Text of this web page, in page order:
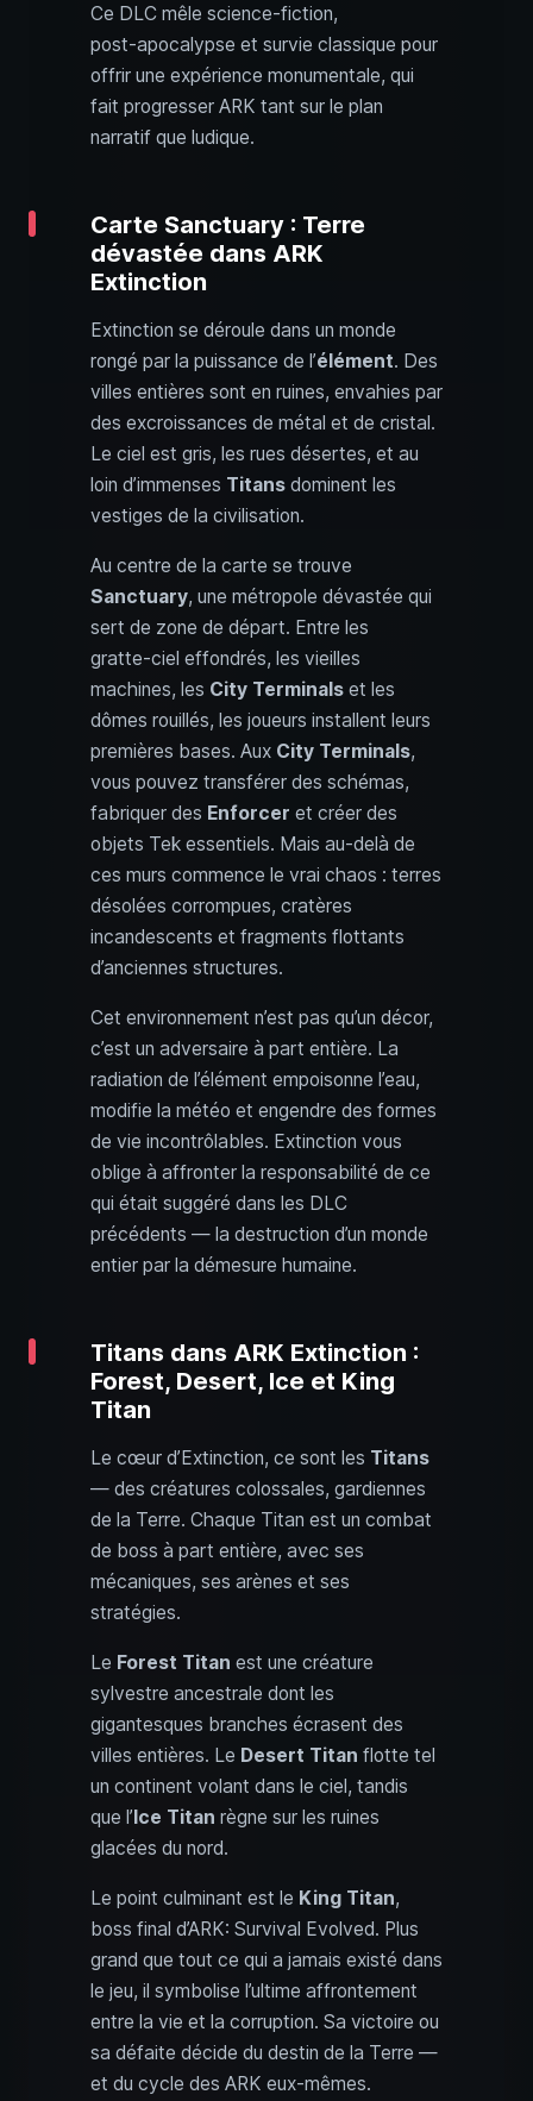
Ce DLC mêle science-fiction,
post‑apocalypse et survie classique pour
offrir une expérience monumentale, qui
fait progresser ARK tant sur le plan
narratif que ludique.
Carte Sanctuary : Terre
dévastée dans ARK
Extinction
Extinction se déroule dans un monde
rongé par la puissance de l’élément. Des
villes entières sont en ruines, envahies par
des excroissances de métal et de cristal.
Le ciel est gris, les rues désertes, et au
loin d’immenses Titans dominent les
vestiges de la civilisation.
Au centre de la carte se trouve
Sanctuary, une métropole dévastée qui
sert de zone de départ. Entre les
gratte‑ciel effondrés, les vieilles
machines, les City Terminals et les
dômes rouillés, les joueurs installent leurs
premières bases. Aux City Terminals,
vous pouvez transférer des schémas,
fabriquer des Enforcer et créer des
objets Tek essentiels. Mais au‑delà de
ces murs commence le vrai chaos : terres
désolées corrompues, cratères
incandescents et fragments flottants
d’anciennes structures.
Cet environnement n’est pas qu’un décor,
c’est un adversaire à part entière. La
radiation de l’élément empoisonne l’eau,
modifie la météo et engendre des formes
de vie incontrôlables. Extinction vous
oblige à affronter la responsabilité de ce
qui était suggéré dans les DLC
précédents — la destruction d’un monde
entier par la démesure humaine.
Titans dans ARK Extinction :
Forest, Desert, Ice et King
Titan
Le cœur d’Extinction, ce sont les Titans
— des créatures colossales, gardiennes
de la Terre. Chaque Titan est un combat
de boss à part entière, avec ses
mécaniques, ses arènes et ses
stratégies.
Le Forest Titan est une créature
sylvestre ancestrale dont les
gigantesques branches écrasent des
villes entières. Le Desert Titan flotte tel
un continent volant dans le ciel, tandis
que l’ Ice Titan règne sur les ruines
glacées du nord.
Le point culminant est le King Titan,
boss final d’ARK: Survival Evolved. Plus
grand que tout ce qui a jamais existé dans
le jeu, il symbolise l’ultime affrontement
entre la vie et la corruption. Sa victoire ou
sa défaite décide du destin de la Terre —
et du cycle des ARK eux‑mêmes.